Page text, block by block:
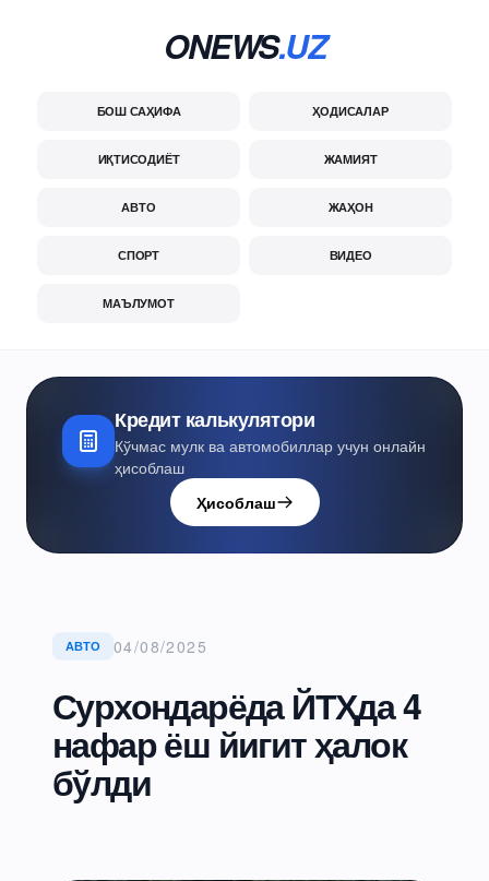
ONEWS.UZ
БОШ САҲИФА ҲОДИСАЛАР
ИҚТИСОДИЁТ ЖАМИЯТ
АВТО ЖАҲОН
СПОРТ ВИДЕО
МАЪЛУМОТ
Кредит калькулятори
Кўчмас мулк ва автомобиллар учун онлайн
ҳисоблаш
Ҳисоблаш
АВТО 04/08/2025
Сурхондарёда ЙТҲда 4
нафар ёш йигит ҳалок
бўлди